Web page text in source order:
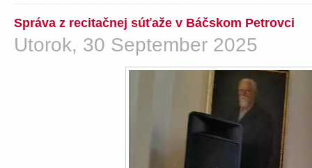
Správa z recitačnej súťaže v Báčskom Petrovci
Utorok, 30 September 2025